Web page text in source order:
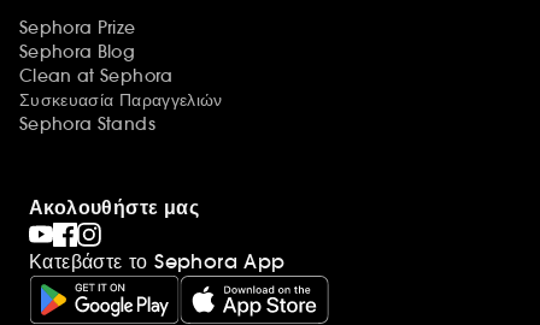
Sephora Prize
Sephora Blog
Clean at Sephora
Συσκευασία Παραγγελιών
Sephora Stands
Ακολουθήστε μας
Κατεβάστε το Sephora App